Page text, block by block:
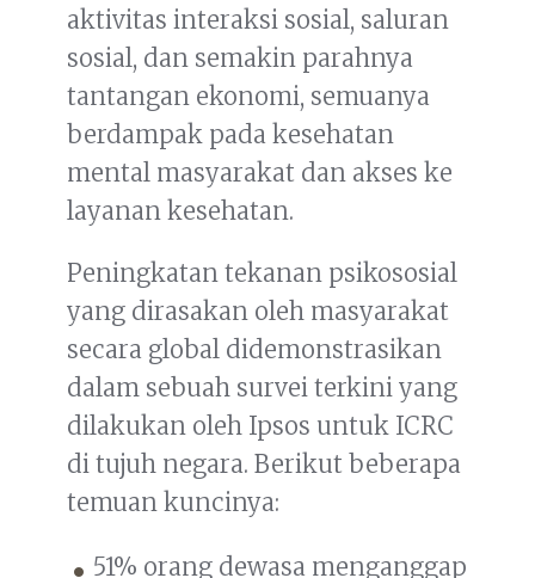
aktivitas interaksi sosial, saluran
sosial, dan semakin parahnya
tantangan ekonomi, semuanya
berdampak pada kesehatan
mental masyarakat dan akses ke
layanan kesehatan.
Peningkatan tekanan psikososial
yang dirasakan oleh masyarakat
secara global didemonstrasikan
dalam sebuah survei terkini yang
dilakukan oleh Ipsos untuk ICRC
di tujuh negara. Berikut beberapa
temuan kuncinya:
51% orang dewasa menganggap